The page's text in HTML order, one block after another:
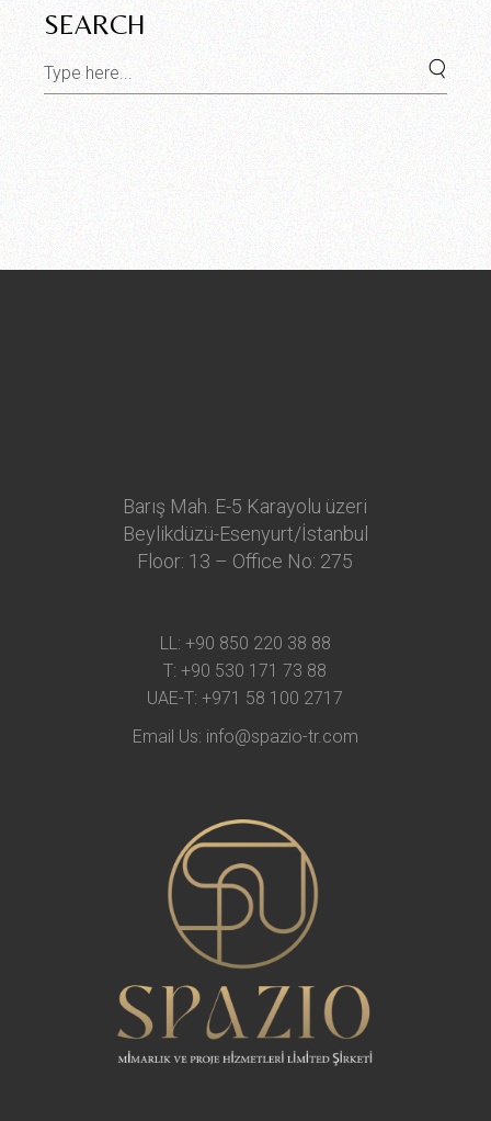
SEARCH
Search
for:
Barış Mah. E-5 Karayolu üzeri
Beylikdüzü-Esenyurt/İstanbul
Floor: 13 – Office No: 275
LL: +90 850 220 38 88
T:+90 530 171 73 88
UAE-T:+971 58 100 2717
Email Us: info@spazio-tr.com